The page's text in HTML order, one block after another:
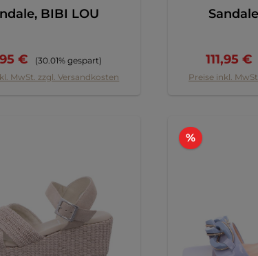
BIBI LOU
€ Regulärer Preis:
(30.01% gespart)
MwSt. zzgl. Versandkosten
111,95 €
Preise inkl.
%Rabatt